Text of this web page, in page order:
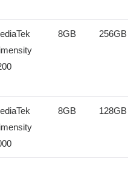
8GB 256GB
8GB 128GB